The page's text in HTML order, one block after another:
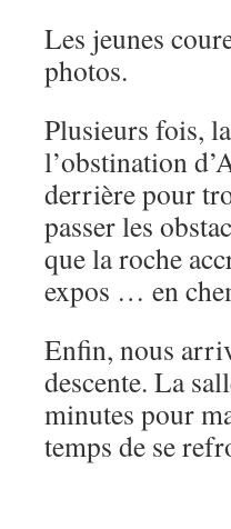
Les jeunes
photos.
Plusieurs fois,
l’obstination
derrière pour
passer les
que la roche
expos … en
Enfin, nous
descente. La
minutes pour
temps de se